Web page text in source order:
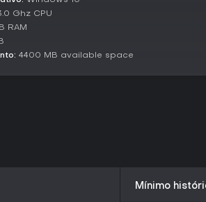
una expansión incesante para sobrevivir,
mecánicas, por ejemplo, mejorando la
que evolucionan al ritmo de las
Ghz CPU
RAM
4400 MB available space
Mínimo